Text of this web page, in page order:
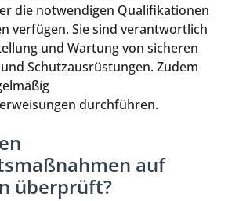
die notwendigen Qualifikationen
verfügen. Sie sind verantwortlich
und Wartung von sicheren
Schutzausrüstungen. Zudem
durchführen.
auf
überprüft?